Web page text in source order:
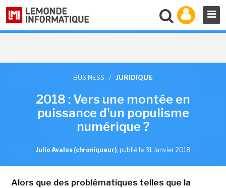
BUSINESS / JURIDIQUE
2018 : Vers une montée en
puissance d'un populisme
numérique ?
Julio Avalos (chroniqueur), publié le 31 Janvier 2018
Alors que des problématiques telles que la